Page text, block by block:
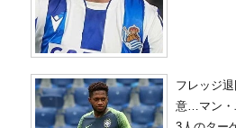
フレッジ
意…マン・